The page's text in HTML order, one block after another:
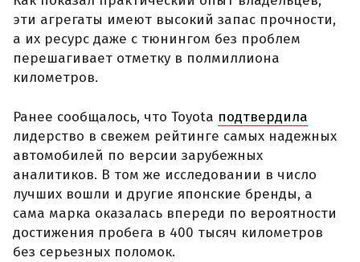
эти агрегаты имеют высокий запас прочности,
а их ресурс даже с тюнингом без проблем
перешагивает отметку в полмиллиона
километров.
Ранее сообщалось, что Toyota подтвердила
лидерство в свежем рейтинге самых надежных
автомобилей по версии зарубежных
аналитиков. В том же исследовании в число
лучших вошли и другие японские бренды, а
сама марка оказалась впереди по вероятности
достижения пробега в 400 тысяч километров
без серьезных поломок.